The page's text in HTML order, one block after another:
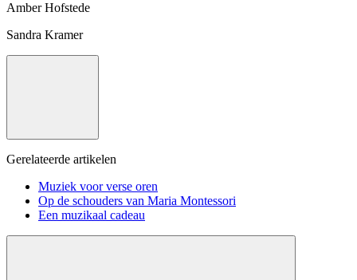
Amber Hofstede
Sandra Kramer
Gerelateerde artikelen
Muziek voor verse oren
Op de schouders van Maria Montessori
Een muzikaal cadeau